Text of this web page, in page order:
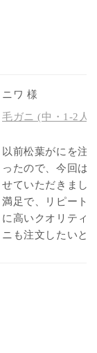
ニワ 様
毛ガニ (中・1-2人
以前松葉がにを注
ったので、今回は
せていただきまし
満足で、リピート
に高いクオリティ
ニも注文したいと